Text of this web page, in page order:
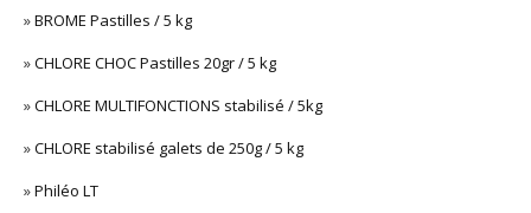
»BROME Pastilles / 5 kg
»CHLORE CHOC Pastilles 20gr / 5 kg
»CHLORE MULTIFONCTIONS stabilisé / 5kg
»CHLORE stabilisé galets de 250g / 5 kg
»Philéo LT